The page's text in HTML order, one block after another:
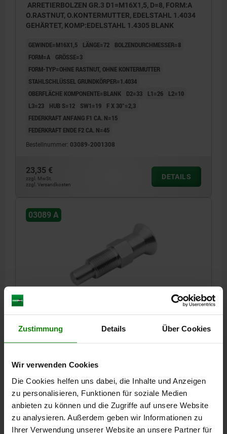
Zustimmung Details Über Cookies
Wir verwenden Cookies
Die Cookies helfen uns dabei, die Inhalte und Anzeigen
zu personalisieren, Funktionen für soziale Medien
anbieten zu können und die Zugriffe auf unsere Website
zu analysieren. Außerdem geben wir Informationen zu
Ihrer Verwendung unserer Website an unsere Partner für
ARRETIERBOLZEN GR.3 D1=M16X1,5, D=8, FORM:A
O.RASTNUT, O.KONTERMUTTER, EDELSTAHL 1.4034
GEHÄRTET, KOMP:EDELSTAHL 1.4305 BLANK
GEWINDE=M16X1,5 LÄNGE=72
BOLZENDURCHMESSER=8
FORM=A
GRÖSSE=3
FORM-TYP=OHNE RASTNUT, OHNE KONTERMUTTER
STAHLSCHLÜSSEL GRUNDKÖRPER=1.4034
OBERFLÄCHE KOMPONENTE=BLANK
D2=33 L1=26
L2=10
L3=23
HUB S=12 SW1=19
F X 30°=2,3
FEDERKRAFT ANFANG F1 CA. N=15
FEDERKRAFT ENDE F2 CA. N=45
Bestellnummer: 03089-2001308
23,35 €
zzgl. MwSt.
zzgl. Versandkosten
DETAILS
03089 A
ARRETIERBOLZEN GR.4 D1=M20X1,5, D=10, FORM:A
FORM-TYP=OHNE RASTNUT, OHNE KONTERMUTTER
STAHLSCHLÜSSEL GRUNDKÖRPER=1.4034
OBERFLÄCHE KOMPONENTE=BLANK
D2=33 L1=28
L2=12
HUB S=15 SW1=22
F X 30°=2,8
FEDERKRAFT ANFANG F1 CA. N=15
FEDERKRAFT ENDE F2 CA. N=43